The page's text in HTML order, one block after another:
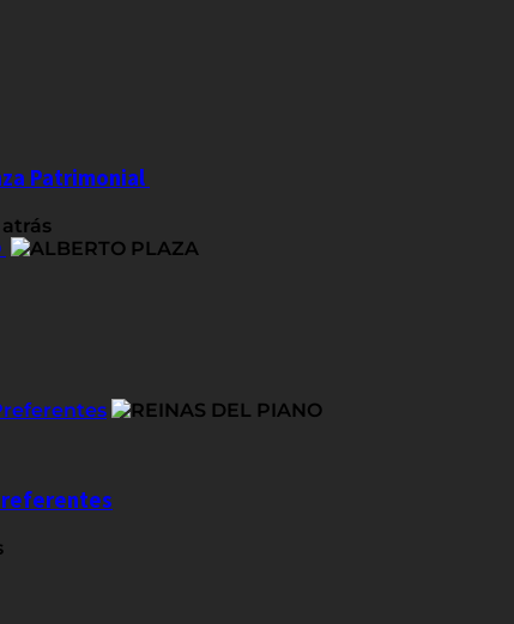
Patrimonial